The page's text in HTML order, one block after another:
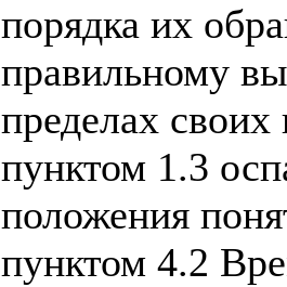
порядка их
правильному
пределах
пунктом 1.3
положения
пунктом 4.2